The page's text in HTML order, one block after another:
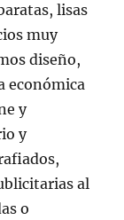
lisas
muy
diseño,
económica
y
y
al
o